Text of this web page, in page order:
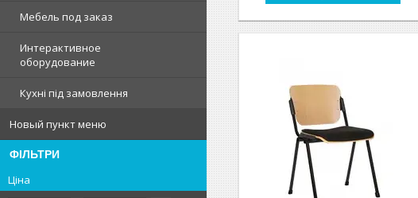
Мебель под заказ
Интерактивное
оборудование
Кухні під замовлення
Новый пункт меню
ФІЛЬТРИ
Ціна